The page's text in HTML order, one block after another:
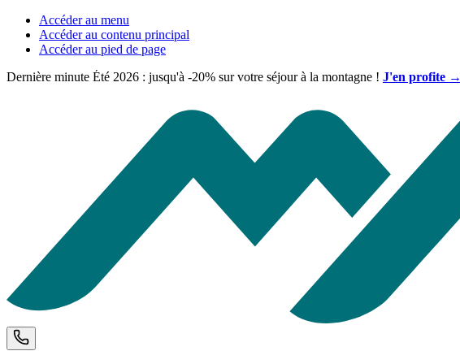
Accéder au menu
Accéder au contenu principal
Accéder au pied de page
Dernière minute Été 2026 : jusqu'à -20% sur votre séjour à la montagne ! J'en profite →
Téléphone et horaires d'ouverture